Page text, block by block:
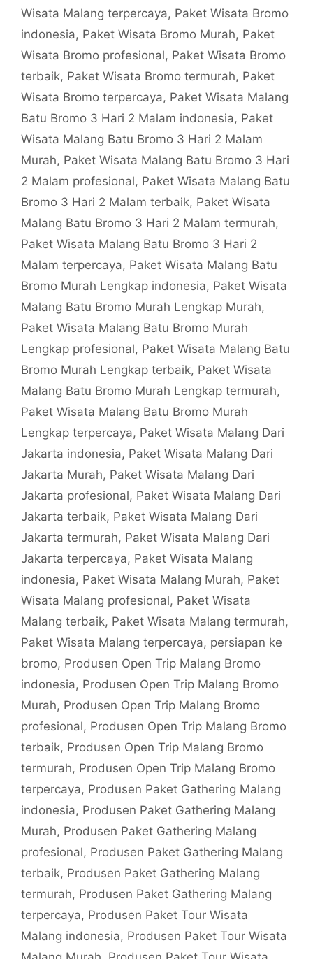
Wisata Malang terpercaya, Paket Wisata Bromo
indonesia, Paket Wisata Bromo Murah, Paket
Wisata Bromo profesional, Paket Wisata Bromo
terbaik, Paket Wisata Bromo termurah, Paket
Wisata Bromo terpercaya, Paket Wisata Malang
Batu Bromo 3 Hari 2 Malam indonesia, Paket
Wisata Malang Batu Bromo 3 Hari 2 Malam
Murah, Paket Wisata Malang Batu Bromo 3 Hari
2 Malam profesional, Paket Wisata Malang Batu
Bromo 3 Hari 2 Malam terbaik, Paket Wisata
Malang Batu Bromo 3 Hari 2 Malam termurah,
Paket Wisata Malang Batu Bromo 3 Hari 2
Malam terpercaya, Paket Wisata Malang Batu
Bromo Murah Lengkap indonesia, Paket Wisata
Malang Batu Bromo Murah Lengkap Murah,
Paket Wisata Malang Batu Bromo Murah
Lengkap profesional, Paket Wisata Malang Batu
Bromo Murah Lengkap terbaik, Paket Wisata
Malang Batu Bromo Murah Lengkap termurah,
Paket Wisata Malang Batu Bromo Murah
Lengkap terpercaya, Paket Wisata Malang Dari
Jakarta indonesia, Paket Wisata Malang Dari
Jakarta Murah, Paket Wisata Malang Dari
Jakarta profesional, Paket Wisata Malang Dari
Jakarta terbaik, Paket Wisata Malang Dari
Jakarta termurah, Paket Wisata Malang Dari
Jakarta terpercaya, Paket Wisata Malang
indonesia, Paket Wisata Malang Murah, Paket
Wisata Malang profesional, Paket Wisata
Malang terbaik, Paket Wisata Malang termurah,
Paket Wisata Malang terpercaya, persiapan ke
bromo, Produsen Open Trip Malang Bromo
indonesia, Produsen Open Trip Malang Bromo
Murah, Produsen Open Trip Malang Bromo
profesional, Produsen Open Trip Malang Bromo
terbaik, Produsen Open Trip Malang Bromo
termurah, Produsen Open Trip Malang Bromo
terpercaya, Produsen Paket Gathering Malang
indonesia, Produsen Paket Gathering Malang
Murah, Produsen Paket Gathering Malang
profesional, Produsen Paket Gathering Malang
terbaik, Produsen Paket Gathering Malang
termurah, Produsen Paket Gathering Malang
terpercaya, Produsen Paket Tour Wisata
Malang indonesia, Produsen Paket Tour Wisata